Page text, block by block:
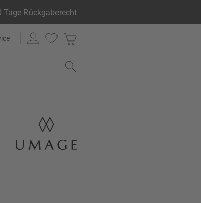
Tage Rückgaberecht